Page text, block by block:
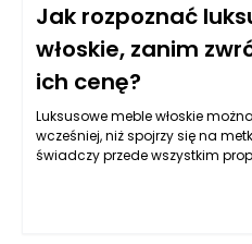
Jak rozpoznać
włoskie, zanim
ich cenę?
Luksusowe meble włoskie
wcześniej, niż spojrzy się na
świadczy przede wszystkim